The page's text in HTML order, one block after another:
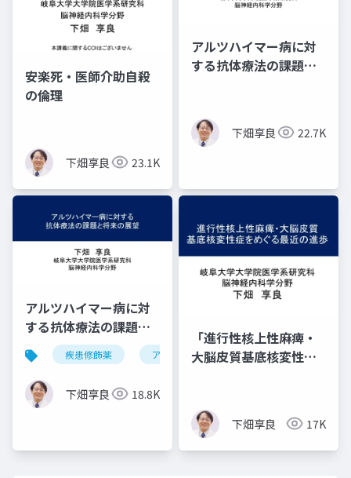
安楽死・医師介助自殺
の倫理
下畑享良 23.1K
アルツハイマー病に対
する抗体療法の課題と
下畑享良 22.7K
アルツハイマー病に対
する抗体療法の課題と
将来の展望・改訂版
疾患修飾薬 アルツハイマー病 抗体療法
下畑享良 18.8K
「進行性核上性麻痺・
大脳皮質基底核変性症
下畑享良 17K